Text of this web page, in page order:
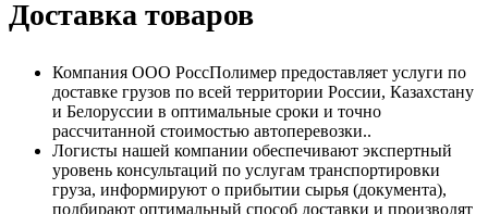
Доставка товаров
Компания ООО РоссПолимер предоставляет услуги по
доставке грузов по всей территории России, Казахстану
и Белоруссии в оптимальные сроки и точно
рассчитанной стоимостью автоперевозки..
Логисты нашей компании обеспечивают экспертный
уровень консультаций по услугам транспортировки
груза, информируют о прибытии сырья (документа),
подбирают оптимальный способ доставки и производят